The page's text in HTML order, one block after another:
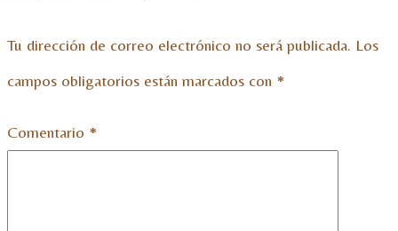
Tu dirección de correo electrónico no será publicada. Los
campos obligatorios están marcados con *
Comentario *